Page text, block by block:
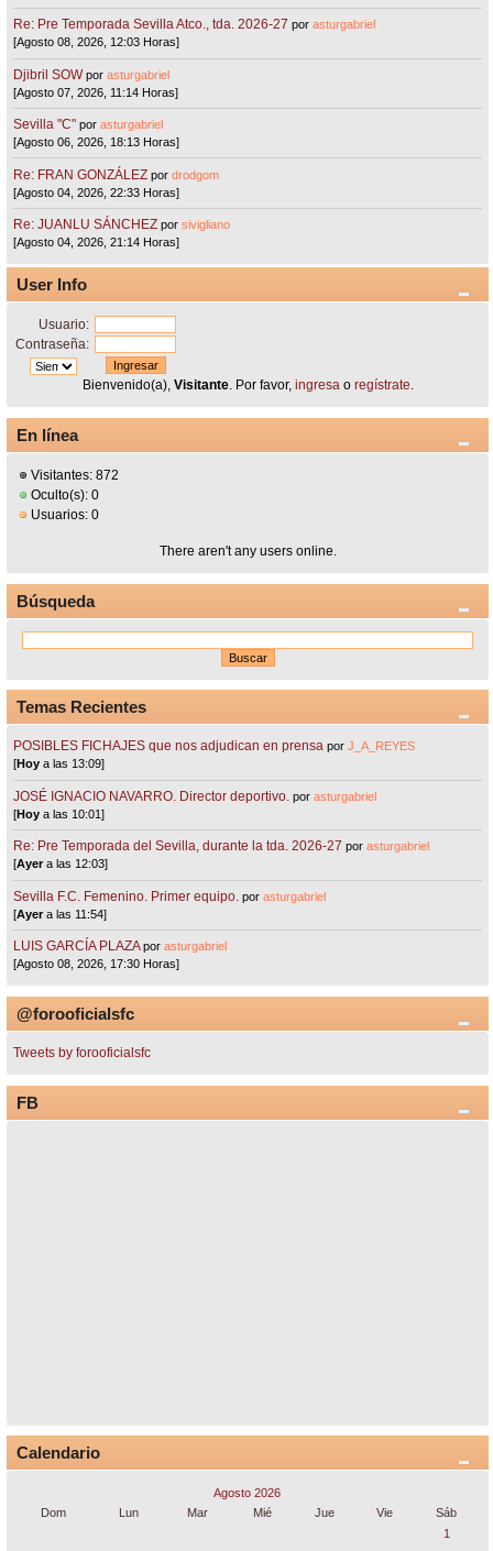
Re: Pre Temporada Sevilla Atco., tda. 2026-27 porasturgabriel
[Agosto 08, 2026, 12:03 Horas]
Djibril SOW porasturgabriel
[Agosto 07, 2026, 11:14 Horas]
Sevilla "C"porasturgabriel
[Agosto 06, 2026, 18:13 Horas]
Re: FRAN GONZÁLEZ pordrodgom
[Agosto 04, 2026, 22:33 Horas]
Re: JUANLU SÁNCHEZ porsivigliano
[Agosto 04, 2026, 21:14 Horas]
User Info
Usuario:
Contraseña:
Bienvenido(a), Visitante. Por favor, ingresao regístrate.
En línea
Visitantes: 872
Oculto(s): 0
Usuarios: 0
There aren't any users online.
Búsqueda
Temas Recientes
POSIBLES FICHAJES que nos adjudican en prensa porJ_A_REYES
[Hoy a las 13:09]
JOSÉ IGNACIO NAVARRO. Director deportivo. porasturgabriel
[Hoy a las 10:01]
Re: Pre Temporada del Sevilla, durante la tda. 2026-27 porasturgabriel
[Ayera las 12:03]
Sevilla F.C. Femenino. Primer equipo. porasturgabriel
[Ayera las 11:54]
LUIS GARCÍA PLAZA porasturgabriel
[Agosto 08, 2026, 17:30 Horas]
@forooficialsfc
Tweets by forooficialsfc
FB
Calendario
Agosto 2026
Dom
Lun Mar Mié Jue Vie
Sáb
1